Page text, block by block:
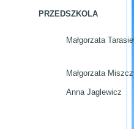
PRZEDSZKOLA
Małgorzata
Małgorzata
Anna Jaglewicz